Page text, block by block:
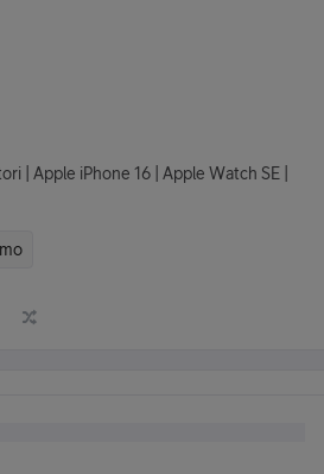
| Apple iPhone 16 | Apple Watch SE |